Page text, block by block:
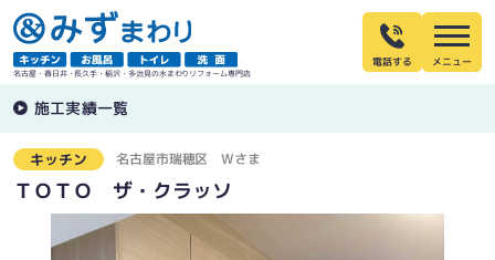
名古屋・春日井・長久手・稲沢・多治見の水まわりリフォーム専門店
電話する
施工実績一覧
キッチン 名古屋市瑞穂区 Wさま
ＴＯＴＯ ザ・クラッソ